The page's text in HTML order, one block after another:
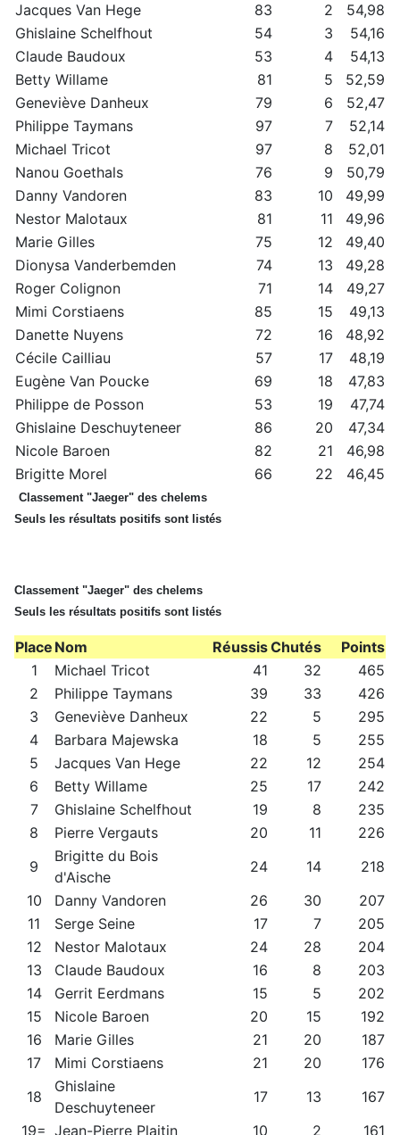
Jacques Van Hege
83 2
54,98
Ghislaine Schelfhout
54 3
54,16
Claude Baudoux
53 4
54,13
Betty Willame
81 5
52,59
Geneviève Danheux
79 6
52,47
Philippe Taymans
97 7
52,14
Michael Tricot
97 8
52,01
Nanou Goethals
76 9
50,79
Danny Vandoren
83 10
49,99
Nestor Malotaux
81 11
49,96
Marie Gilles
75 12
49,40
Dionysa Vanderbemden
74 13
49,28
Roger Colignon
71 14
49,27
Mimi Corstiaens
85 15
49,13
Danette Nuyens
72 16
48,92
Cécile Cailliau
57 17
48,19
Eugène Van Poucke
69 18
47,83
Philippe de Posson
53 19
47,74
Ghislaine Deschuyteneer
86 20
47,34
Nicole Baroen
82 21
46,98
Brigitte Morel
66 22 46,45
Classement "Jaeger" des chelems
Seuls les résultats positifs sont listés
Classement "Jaeger" des chelems
Seuls les résultats positifs sont listés
Place Nom RéussisChutés
Points
1
Michael Tricot 41 32
465
2
Philippe Taymans 39 33
426
3
Geneviève Danheux 22 5
295
4
Barbara Majewska 18 5
255
5
Jacques Van Hege 22 12
254
6
Betty Willame 25 17
242
7
Ghislaine Schelfhout 19 8
235
8
Pierre Vergauts 20 11
226
9
Brigitte du Bois
d'Aische
24 14
218
10
Danny Vandoren 26 30
207
11
Serge Seine 17 7
205
12
Nestor Malotaux 24 28
204
13
Claude Baudoux 16 8
203
14
Gerrit Eerdmans 15 5
202
15
Nicole Baroen 20 15
192
16
Marie Gilles 21 20
187
17
Mimi Corstiaens 21 20
176
18
Ghislaine
Deschuyteneer
17 13
167
19= Jean-Pierre Plaitin 10 2 161